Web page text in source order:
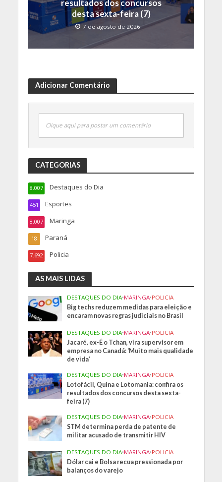
resultados dos concursos
desta sexta-feira (7)
7 de agosto de 2026
Adicionar Comentário
Clique aqui para postar um comentário
CATEGORIAS
Destaques do Dia
8.007
Esportes
451
Maringa
8.007
Paraná
18
Policia
7.692
AS MAIS LIDAS
DESTAQUES DO DIA•MARINGA•POLICIA
Big techs reduzem medidas para eleição e
encaram novas regras judiciais no Brasil
DESTAQUES DO DIA•MARINGA•POLICIA
Jacaré, ex-É o Tchan, vira supervisor em
empresa no Canadá: ‘Muito mais qualidade
de vida’
DESTAQUES DO DIA•MARINGA•POLICIA
Lotofácil, Quina e Lotomania: confira os
resultados dos concursos desta sexta-
feira (7)
DESTAQUES DO DIA•MARINGA•POLICIA
STM determina perda de patente de
militar acusado de transmitir HIV
DESTAQUES DO DIA•MARINGA•POLICIA
Dólar cai e Bolsa recua pressionada por
balanços do varejo